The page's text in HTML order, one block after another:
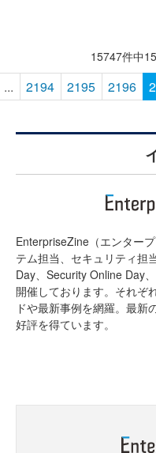
15747件中
... 2194 2195 2196
EnterpriseZine（エンター
テム担当、セキュリティ担
Day、Security Online Day
開催しております。それぞ
ドや最新事例を網羅。最新
好評を得ています。